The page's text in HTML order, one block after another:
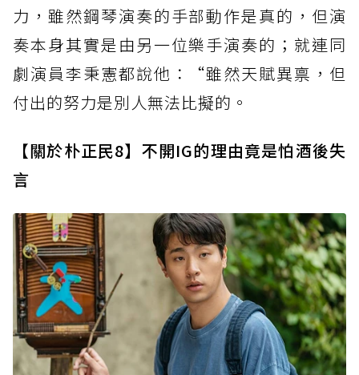
力，雖然鋼琴演奏的手部動作是真的，但演
奏本身其實是由另一位樂手演奏的；就連同
劇演員李秉憲都說他：“雖然天賦異禀，但
付出的努力是別人無法比擬的。
【關於朴正民8】不開IG的理由竟是怕酒後失
言